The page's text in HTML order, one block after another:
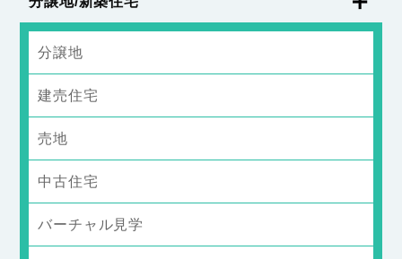
分譲地
建売住宅
売地
中古住宅
バーチャル見学